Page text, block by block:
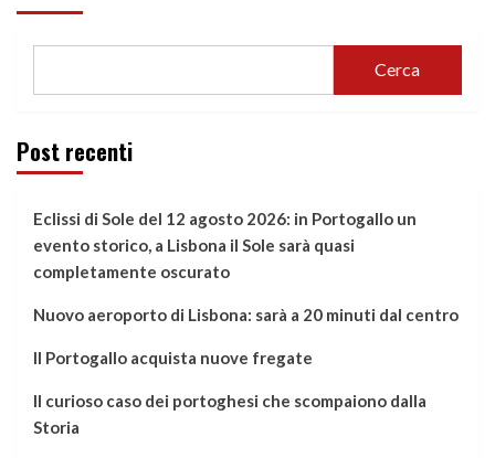
Cerca
Post recenti
Eclissi di Sole del 12 agosto 2026: in Portogallo un
evento storico, a Lisbona il Sole sarà quasi
completamente oscurato
Nuovo aeroporto di Lisbona: sarà a 20 minuti dal centro
Il Portogallo acquista nuove fregate
Il curioso caso dei portoghesi che scompaiono dalla
Storia